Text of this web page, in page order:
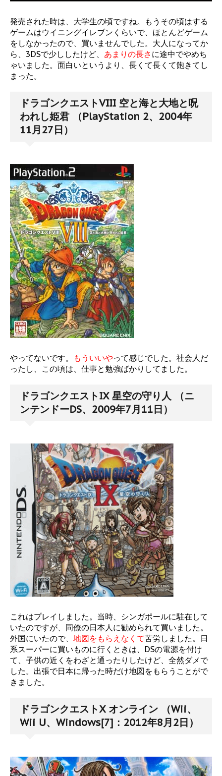
発売された時は、大学生の頃ですね。もうその頃はする
ゲームはウイニングイレブンくらいで、ほとんどゲーム
をしなかったので、買いませんでした。大人になってか
ら、3DSで少ししたけど、 あまりの長さ に途中でやめち
ゃいました。面白いというより、長くて長くて飽きてし
まった。
ドラゴンクエストVIII 空と海と大地と呪
われし姫君 （PlayStation 2、2004年
11月27日）
やってないです。 もういいやって感じでした。社会人だ
ったし、この頃は、仕事と勉強ばかりしてました。
ドラゴンクエストIX 星空の守り人 （ニ
ンテンドーDS、2009年7月11日）
これはプレイしました。当時、シンガポールに駐在して
いたのですが、同僚の日本人に勧められて買いました。
外国にいたので、 地図をもらえなくて苦労しました。日
系スーパーに買いものに行くときは、DSの電源を付け
て、子供の近くをわざと通ったりしたけど、全然ダメで
した。出張で日本に帰った時だけ地図をもらうことがで
きました。
ドラゴンクエストX オンライン （Wii、
Wii U、Windows[7]：2012年8月2日）